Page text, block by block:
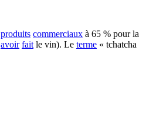
produits commerciaux à 65 % pour la
avoir fait le vin). Le terme « tchatcha